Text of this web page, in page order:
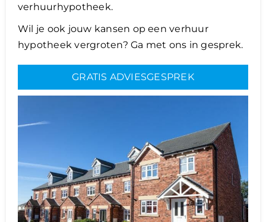
Renovlies
verhuurhypotheek.
Wil je ook jouw kansen op een verhuur
hypotheek vergroten? Ga met ons in gesprek.
GRATIS ADVIESGESPREK